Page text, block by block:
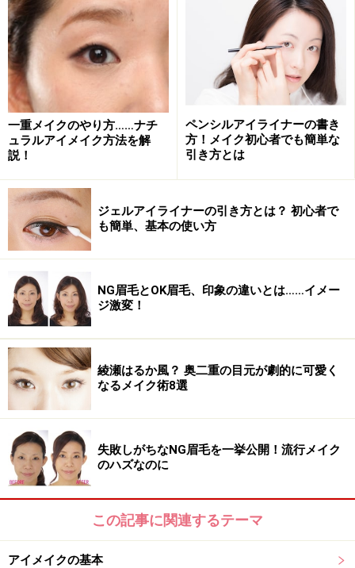
アイホール全体に、明るいベージュのアイシャドウを塗
ります。まぶたが少し腫れぼったい方は、パール感が控
えめなアイシャドウがおススメです。
パール感が強いと、さらに腫れぼったく見えてしまうの
で注意。
2. 薄いブラウンのアイシャドウを塗る
薄いブラウンがおススメ。
目を閉じた時にできる、二重のライン状に薄いブラウン
のアイシャドウを塗ります。濃いブラウンを塗ってしま
うと、二重の幅がさらに縮まり、目が小さく見えてしま
います。
3. 細くアイラインを引く
一重メイクのやり方……ナチ
ュラルアイメイク方法を解
説！
ペンシルアイライナーの書き
方！メイク初心者でも簡単な
引き方とは
ジェルアイライナーの引き方とは？ 初心者で
も簡単、基本の使い方
NG眉毛とOK眉毛、印象の違いとは……イメー
ジ激変！
綾瀬はるか風？ 奥二重の目元が劇的に可愛く
なるメイク術8選
失敗しがちなNG眉毛を一挙公開！流行メイク
のハズなのに
この記事に関連するテーマ
アイメイクの基本